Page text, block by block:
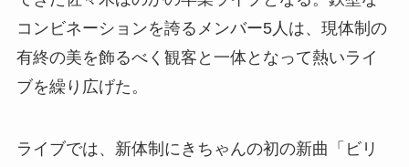
コンビネーションを誇るメンバー5人は、現体制の
有終の美を飾るべく観客と一体となって熱いライ
ブを繰り広げた。
ライブでは、新体制にきちゃんの初の新曲「ビリ